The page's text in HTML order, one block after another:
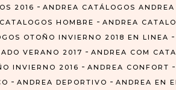
2016 - ANDREA CATÁLOGOS ANDREA
HOMBRE - ANDREA
OTOÑO INVIERNO 2018 EN LINEA -
VERANO 2017 - ANDREA COM
INVIERNO 2016 - ANDREA CONFORT -
- ANDREA DEPORTIVO - ANDREA EN